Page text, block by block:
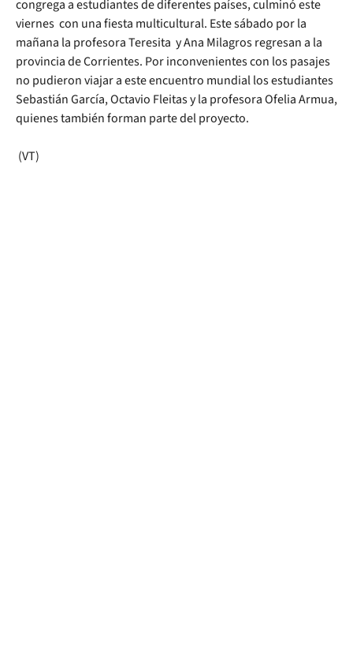
congrega a estudiantes de diferentes países, culminó este
viernes con una fiesta multicultural. Este sábado por la
mañana la profesora Teresita y Ana Milagros regresan a la
provincia de Corrientes. Por inconvenientes con los pasajes
no pudieron viajar a este encuentro mundial los estudiantes
Sebastián García, Octavio Fleitas y la profesora Ofelia Armua,
quienes también forman parte del proyecto.
(VT)